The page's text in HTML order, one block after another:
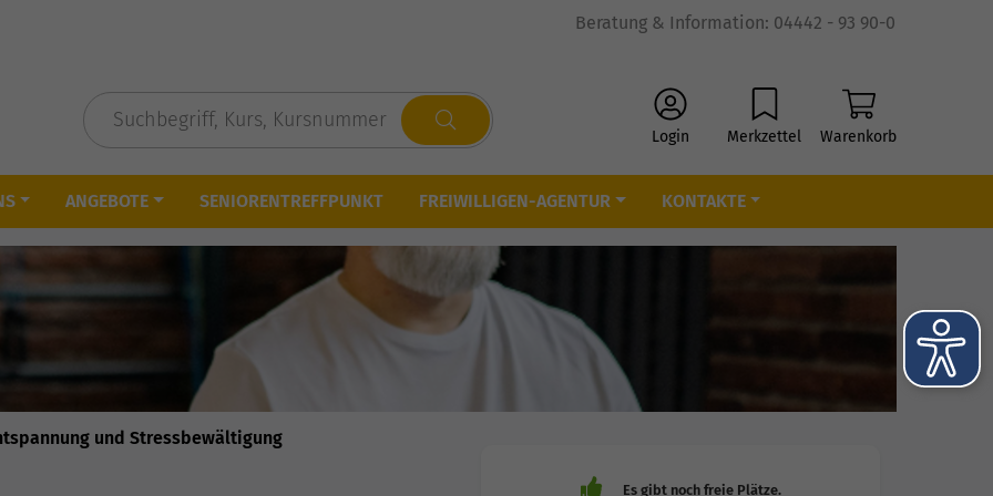
Beratung & Information: 04442 - 93 90-0
Login Merkzettel Warenkorb
ANGEBOTE SENIORENTREFFPUNKT FREIWILLIGEN-AGENTUR KONTAKTE
und Stressbewältigung